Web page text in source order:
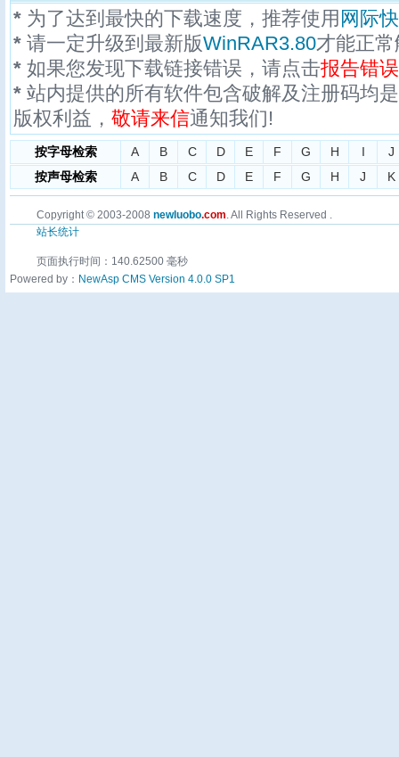
* 为了达到最快的下载速度，推荐使用 网际
* 请一定升级到最新版WinRAR3.80才能正
* 如果您发现下载链接错误，请点击报告错误
* 站内提供的所有软件包含破解及注册码均
版权利益， 敬请来信通知我们!
按字母检索 A B C D E F G H I
J
按声母检索
A B C D E F G H J K
Copyright © 2003-2008 newluobo.com. All Rights Reserved .
站长统计
页面执行时间：140.62500 毫秒
Powered by： NewAsp CMS Version 4.0.0 SP1